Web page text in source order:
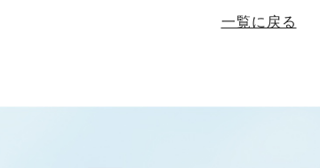
一覧に戻る